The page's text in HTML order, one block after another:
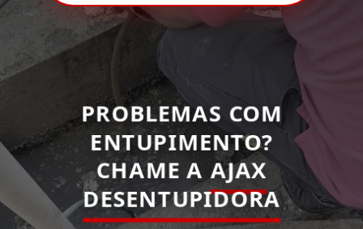
PROBLEMAS COM
ENTUPIMENTO?
CHAME A AJAX
DESENTUPIDORA